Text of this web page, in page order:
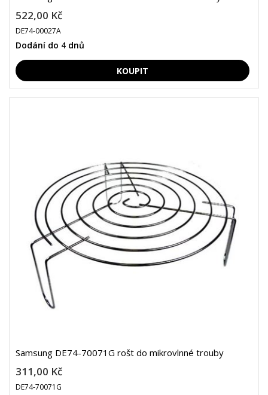
522,00 Kč
DE74-00027A
Dodání do 4 dnů
Samsung DE74-70071G rošt do mikrovlnné trouby
311,00 Kč
DE74-70071G